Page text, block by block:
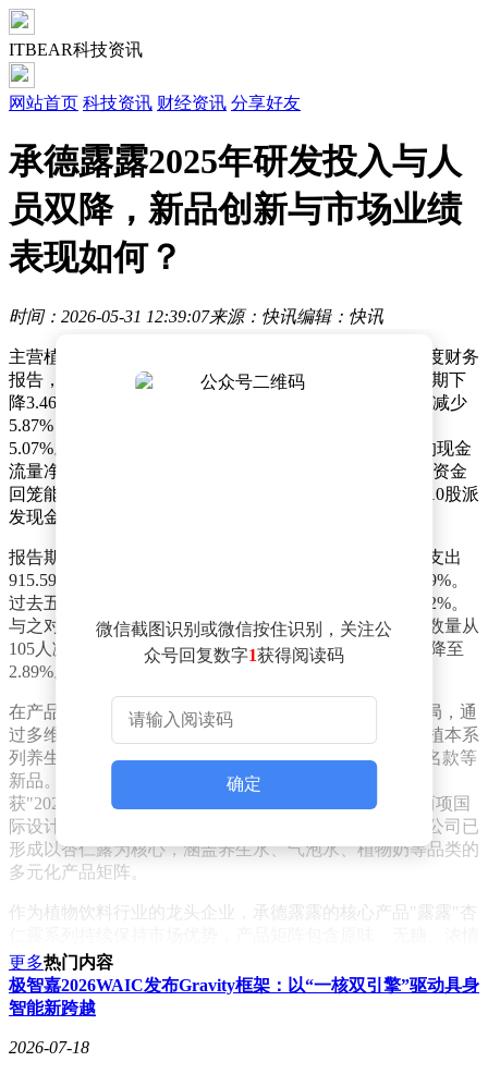
ITBEAR科技资讯
网站首页 科技资讯 财经资讯 分享好友
承德露露2025年研发投入与人
员双降，新品创新与市场业绩
表现如何？
时间：2026-05-31 12:39:07来源：快讯编辑：快讯
主营植物饮料的承德露露（000848）近日发布2025年年度财务
报告，显示公司全年实现营业收入31.74亿元，较上年同期下
降3.46%；归属于母公司股东的净利润为6.27亿元，同比减少
5.87%；扣除非经常性损益后的净利润为6.24亿元，降幅
5.07%。尽管经营业绩出现波动，但公司经营活动产生的现金
流量净额达10.12亿元，同比增长60.58%，显示出较强的资金
回笼能力。基于稳健的财务表现，公司拟向全体股东每10股派
发现金红利5.0元（含税）。
报告期内，公司研发投入呈现显著收缩态势，全年研发支出
915.59万元，同比下降41.99%，占营业收入比重降至0.29%。
过去五年间，研发投入复合增长率持续为负，达到-13.42%。
与之对应的是研发团队规模的大幅缩减，当期研发人员数量从
105人减少至51人，降幅51.43%，研发人员占比从8.13%降至
2.89%。这一变化引发市场对公司产品创新能力的关注。
在产品战略层面，公司持续推进"领潮植物饮品发展"布局，通
过多维度的产品升级构建创新体系。报告期内推出露露植本系
列养生水饮、玻璃瓶装杏仁露、小露露＆小马宝莉IP联名款等
新品。其中露露植本系列凭借独特的包装设计，同时斩
获"2025德国红点奖"和"2025年度PENTAWARDS铜奖"两项国
际设计大奖，展现出公司在产品美学领域的突破。目前公司已
形成以杏仁露为核心，涵盖养生水、气泡水、植物奶等品类的
多元化产品矩阵。
作为植物饮料行业的龙头企业，承德露露的核心产品"露露"杏
款、迷你款、经典低糖等细分品类。该系列产品采用北纬43°
野山杏仁为原料，通过独特研磨工艺和专利技术精制而成，形
成差异化的品质优势。在消费需求日益多元化的市场环境下，
品市场竞争力。
微信截图识别或微信按住识别，关注公
众号回复数字1获得阅读码
确定
更多热门内容
极智嘉2026WAIC发布Gravity框架：以“一核双引擎”驱动具身
智能新跨越
2026-07-18